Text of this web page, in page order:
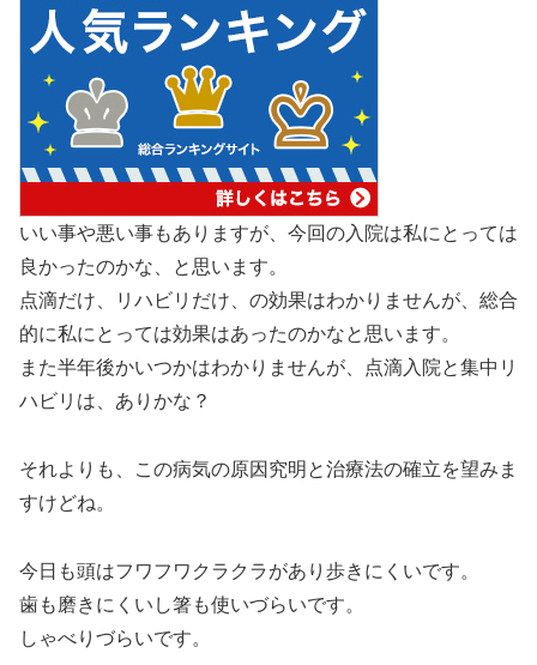
いい事や悪い事もありますが、今回の入院は私にとっては
良かったのかな、と思います。
点滴だけ、リハビリだけ、の効果はわかりませんが、総合
的に私にとっては効果はあったのかなと思います。
また半年後かいつかはわかりませんが、点滴入院と集中リ
ハビリは、ありかな？
それよりも、この病気の原因究明と治療法の確立を望みま
すけどね。
今日も頭はフワフワクラクラがあり歩きにくいです。
歯も磨きにくいし箸も使いづらいです。
しゃべりづらいです。